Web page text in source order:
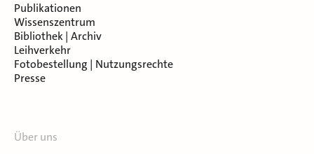
Publikationen
Wissenszentrum
Bibliothek | Archiv
Leihverkehr
Fotobestellung | Nutzungsrechte
Presse
Über uns